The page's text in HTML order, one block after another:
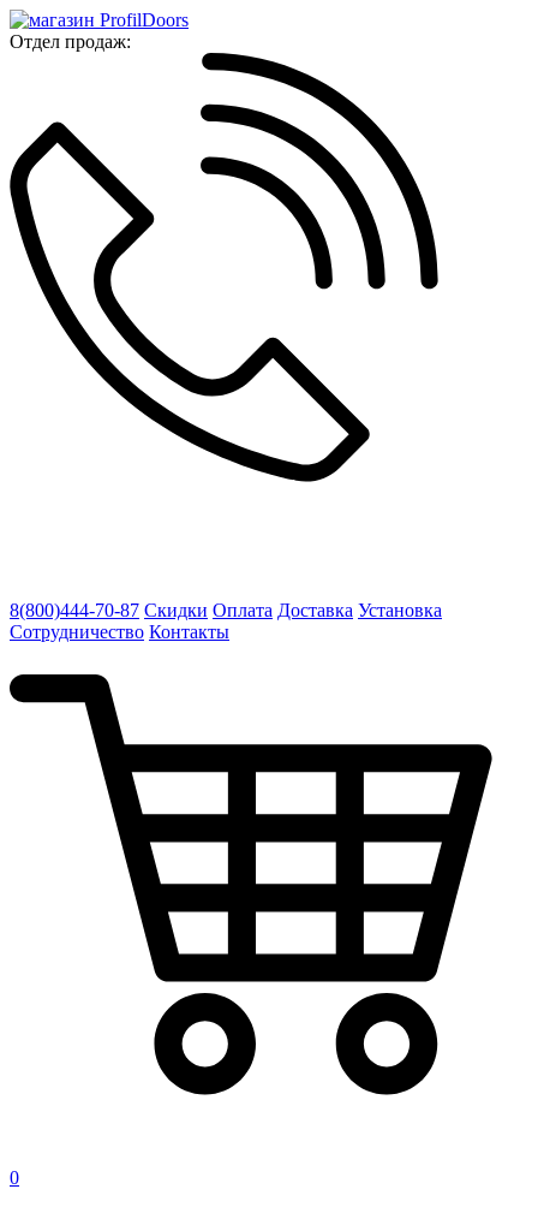
Отдел продаж:
8(800)444-70-87 Скидки Оплата Доставка Установка
Сотрудничество Контакты
0